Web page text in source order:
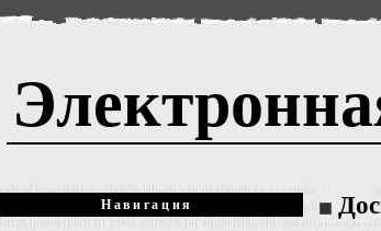
Навигация